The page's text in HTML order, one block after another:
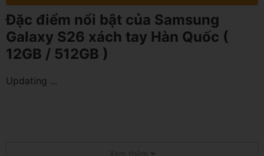
Đặc điểm nổi bật của Samsung
Galaxy S26 xách tay Hàn Quốc (
12GB / 512GB )
Updating ...